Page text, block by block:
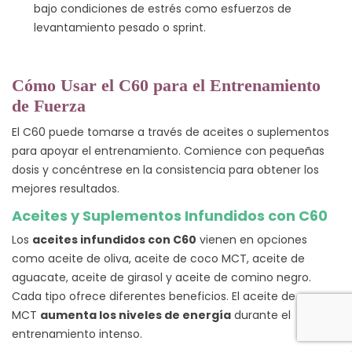
bajo condiciones de estrés como esfuerzos de
levantamiento pesado o sprint.
Cómo Usar el C60 para el Entrenamiento
de Fuerza
El C60 puede tomarse a través de aceites o suplementos
para apoyar el entrenamiento. Comience con pequeñas
dosis y concéntrese en la consistencia para obtener los
mejores resultados.
Aceites y Suplementos Infundidos con C60
Los aceites infundidos con C60 vienen en opciones
como aceite de oliva, aceite de coco MCT, aceite de
aguacate, aceite de girasol y aceite de comino negro.
Cada tipo ofrece diferentes beneficios. El aceite de coco
MCT aumenta los niveles de energía durante el
entrenamiento intenso.